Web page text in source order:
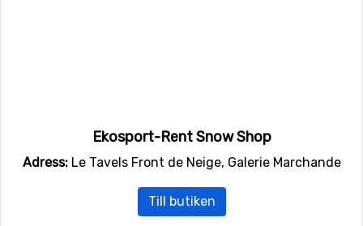
Ekosport-Rent Snow Shop
Adress:Le Tavels Front de Neige, Galerie Marchande
Till butiken